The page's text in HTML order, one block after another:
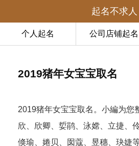
起名不求人
个人起名 公司店铺起名
2019猪年女宝宝取名
2019猪年女宝宝取名。小編为您
欣、欣卿、娎鹃、泳嫦、立捷、
倏瑜、婘贝、囡蔻、昱穗、玦婕